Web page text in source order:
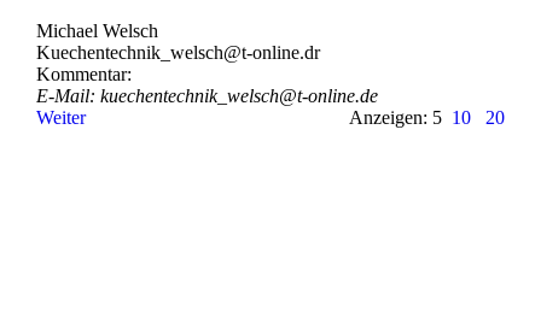
Michael Welsch
Kuechentechnik_­welsch@­t-­online.­dr
Kommentar:
E-Mail: kuechentechnik_­welsch@­t-­online.­de
Weiter
Anzeigen: 5 10 20